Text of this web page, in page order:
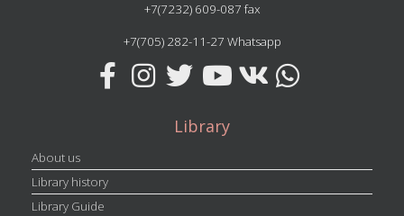
+7(7232) 609-087 fax
+7(705) 282-11-27 Whatsapp
Library
About us
Library history
Library Guide